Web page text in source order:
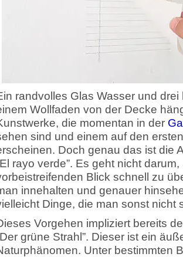
randvolles Glas Wasser und
Wollfaden von der Decke
die momentan in der
sind und einem auf den
Doch genau das ist die
rayo verde”. Es geht nicht
Blick schnell zu
innehalten und genauer
Dinge, die man sonst nicht
Vorgehen impliziert bereits
grüne Strahl”. Dieser ist ein
Unter bestimmten